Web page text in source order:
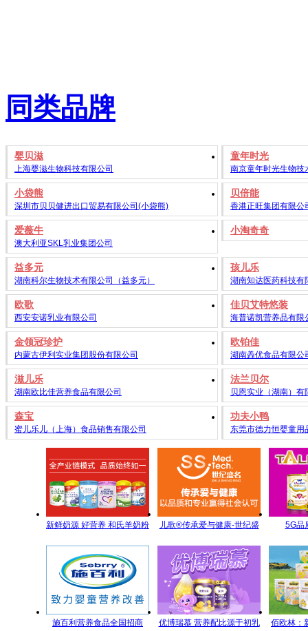
同类品牌
婴贝滋
上海婴滋生物科技有限公司
童年时光
南京童年时光生物技
小袋熊
深圳市贝贝健进出口贸易有限公司(小袋熊)
贝倍能
香港正旺集团有限公
爱薇牛
澳大利亚SKL乳业集团公司
小淘奇奇
益多元
湖南科尔生物技术有限公司（益多元）
孩儿乐
湖南知达医药科技有
欧歌
西安安诺乳业有限公司
佳贝艾特悠装
海普诺凯营养品有限
金领冠珍护
内蒙古伊利实业集团股份有限公司
欧铂佳
湖南羴优食品有限公
滋儿乐
湖南欧比佳营养食品有限公司
法兰贝尔
贝恩实业（湖南）有
森宝
蜜儿乐儿（上海）食品销售有限公司
功夫小鸭
东莞市德力恒婴童用
新鲜奶源 好营养 和氏羊奶粉
儿歌®传承爱与健康-世纪盛
5G品
施百利营养食品全国招商
优博瑞慕 营养配比源于初乳
佰欧林：